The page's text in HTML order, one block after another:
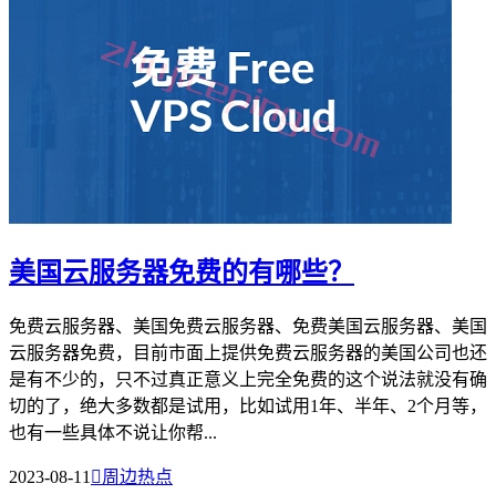
美国云服务器免费的有哪些？
免费云服务器、美国免费云服务器、免费美国云服务器、美国
云服务器免费，目前市面上提供免费云服务器的美国公司也还
是有不少的，只不过真正意义上完全免费的这个说法就没有确
切的了，绝大多数都是试用，比如试用1年、半年、2个月等，
也有一些具体不说让你帮...
2023-08-11 周边热点